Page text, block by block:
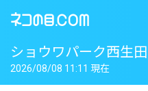
ショウワパーク西生田
2026/08/08 11:11 現在